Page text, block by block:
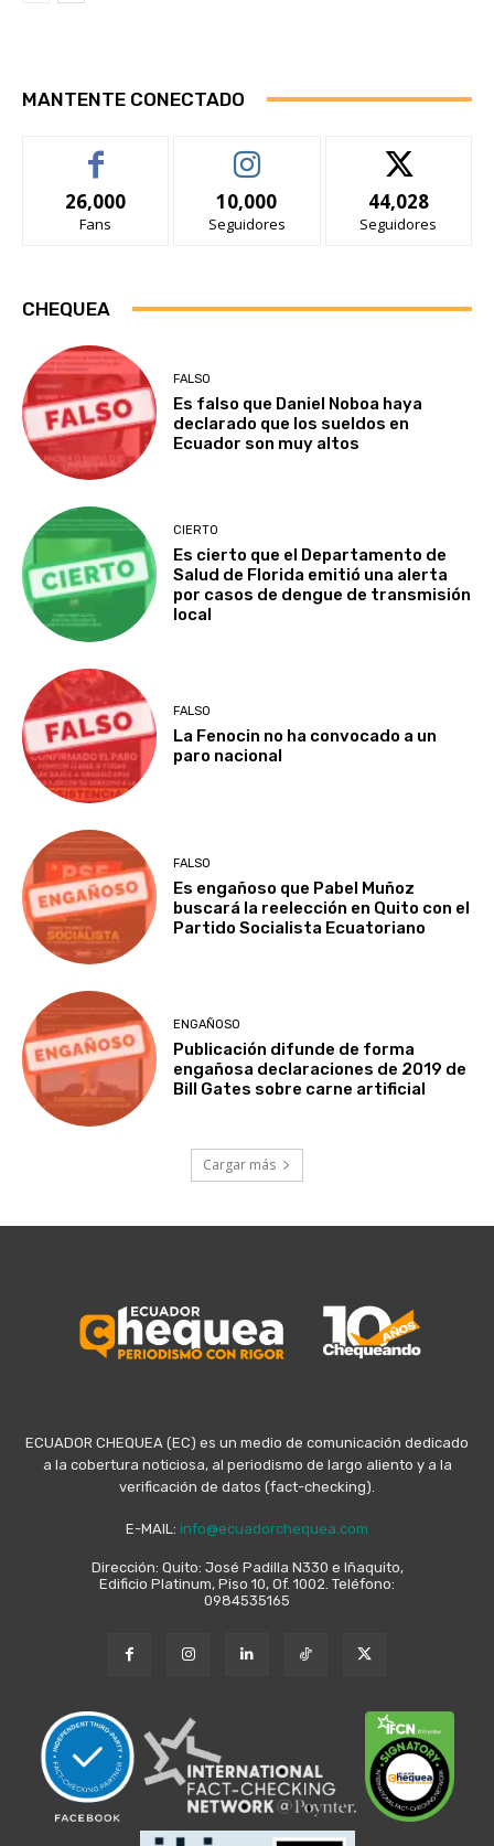
MANTENTE CONECTADO
26,000
Fans
10,000
Seguidores
44,028
Seguidores
CHEQUEA
FALSO
Es falso que Daniel Noboa haya
declarado que los sueldos en
Ecuador son muy altos
CIERTO
Es cierto que el Departamento de
Salud de Florida emitió una alerta
por casos de dengue de transmisión
local
FALSO
La Fenocin no ha convocado a un
paro nacional
FALSO
Es engañoso que Pabel Muñoz
buscará la reelección en Quito con el
Partido Socialista Ecuatoriano
ENGAÑOSO
Publicación difunde de forma
engañosa declaraciones de 2019 de
Bill Gates sobre carne artificial
Cargar más
ECUADOR CHEQUEA (EC) es un medio de comunicación dedicado
a la cobertura noticiosa, al periodismo de largo aliento y a la
verificación de datos (fact-checking).
E-MAIL: info@ecuadorchequea.com
Dirección: Quito: José Padilla N330 e Iñaquito,
Edificio Platinum, Piso 10, Of. 1002. Teléfono:
0984535165